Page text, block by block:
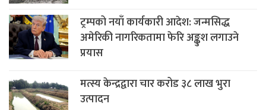
ट्रम्पको नयाँ कार्यकारी आदेश: जन्मसिद्ध
अमेरिकी नागरिकतामा फेरि अङ्कुश लगाउने
प्रयास
मत्स्य केन्द्रद्वारा चार करोड ३८ लाख भुरा
उत्पादन